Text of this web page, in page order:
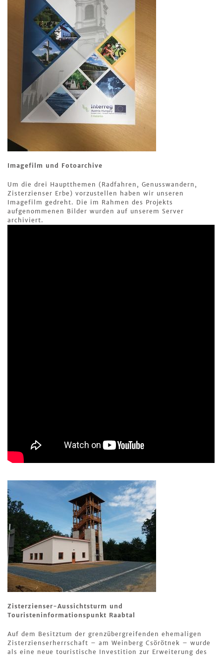
Imagefilm und Fotoarchive
Um die drei Hauptthemen (Radfahren, Genusswandern,
Zisterzienser Erbe) vorzustellen haben wir unseren
Imagefilm gedreht. Die im Rahmen des Projekts
aufgenommenen Bilder wurden auf unserem Server
archiviert.
Zisterzienser-Aussichtsturm und
Touristeninformationspunkt Raabtal
Auf dem Besitztum der grenzübergreifenden ehemaligen
Zisterzienserherrschaft – am Weinberg Csörötnek – wurde
als eine neue touristische Investition zur Erweiterung des